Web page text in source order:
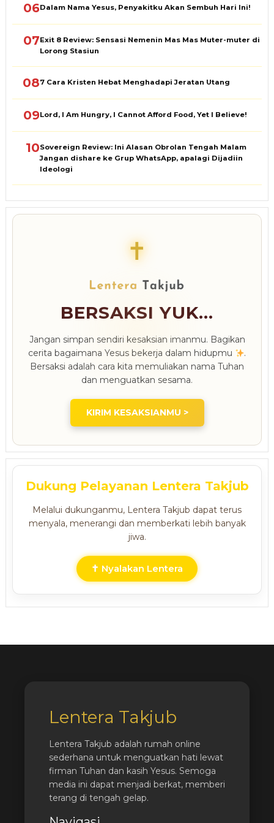
06Dalam Nama Yesus, Penyakitku Akan Sembuh Hari Ini!
07Exit 8 Review: Sensasi Nemenin Mas Mas Muter-muter di
Lorong Stasiun
087 Cara Kristen Hebat Menghadapi Jeratan Utang
09Lord, I Am Hungry, I Cannot Afford Food, Yet I Believe!
10Sovereign Review: Ini Alasan Obrolan Tengah Malam
Jangan dishare ke Grup WhatsApp, apalagi Dijadiin
Ideologi
✝
BERSAKSI YUK...
Jangan simpan sendiri kesaksian imanmu. Bagikan
cerita bagaimana Yesus bekerja dalam hidupmu
.
Bersaksi adalah cara kita memuliakan nama Tuhan
dan menguatkan sesama.
KIRIM KESAKSIANMU >
Dukung Pelayanan Lentera Takjub
Melalui dukunganmu, Lentera Takjub dapat terus
menyala, menerangi dan memberkati lebih banyak
jiwa.
✝ Nyalakan Lentera
Lentera Takjub
Lentera Takjub adalah rumah online
sederhana untuk menguatkan hati lewat
firman Tuhan dan kasih Yesus. Semoga
media ini dapat menjadi berkat, memberi
terang di tengah gelap.